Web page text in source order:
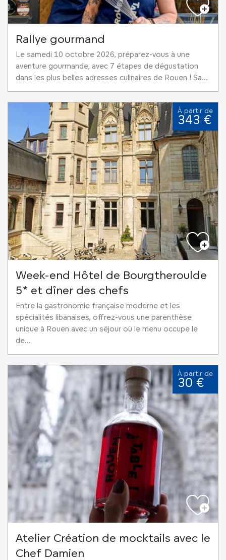
Rallye gourmand
Le samedi 10 octobre 2026, préparez-vous à une
aventure gourmande, avec 7 étapes de dégustation
dans les plus belles adresses culinaires de Rouen ! Sa...
À partir de
343 €
Week-end Hôtel de Bourgtheroulde
5* et dîner des chefs
Entre la gastronomie française moderne et les
spécialités libanaises, offrez-vous une parenthèse
unique à Rouen avec un séjour où le menu occupe le
de...
À partir de
30 €
Atelier Création de mocktails avec le
Chef Damien